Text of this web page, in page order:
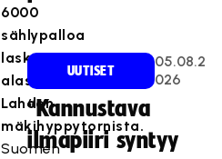
6000
sählypalloa
lasketaan
alas
Lahden
mäkihyppytornista.
Suomen
UUTISET
05.08.2
026
“Kannustava
ilmapiiri syntyy